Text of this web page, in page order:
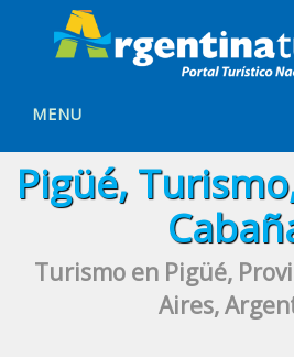
MENU
Pigüé,
Turismo en Pigüé,
Aires,